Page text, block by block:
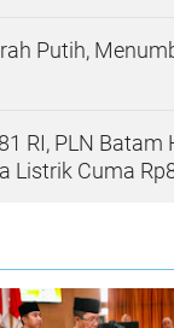
Putih,
RI, PLN
Listrik Cuma